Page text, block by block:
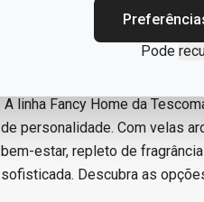
Pode
A linha Fancy Home da
de personalidade. Com velas
bem-estar, repleto de
sofisticada. Descubra as